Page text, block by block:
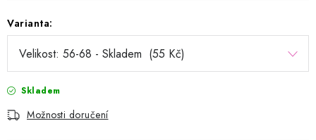
Varianta:
Skladem
Možnosti doručení